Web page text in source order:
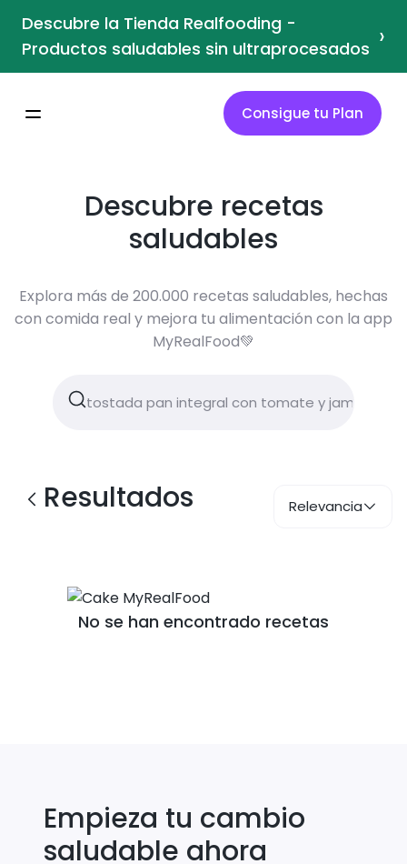
Descubre la Tienda Realfooding -
Productos saludables sin ultraprocesados ›
Consigue tu Plan
Descubre recetas
saludables
Explora más de 200.000 recetas saludables, hechas
con comida real y mejora tu alimentación con la app
MyRealFood💚
Resultados Relevancia
No se han encontrado recetas
Empieza tu cambio
saludable ahora